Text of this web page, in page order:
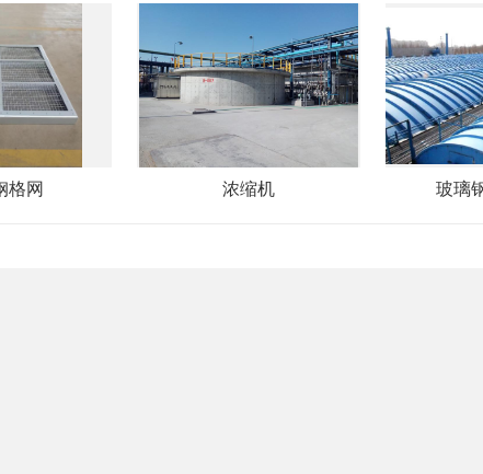
格网 浓缩机 玻璃